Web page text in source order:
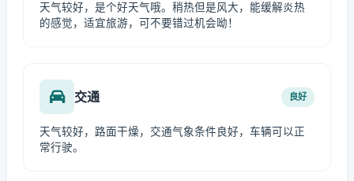
天气较好，是个好天气哦。稍热但是风大，能缓解炎热
的感觉，适宜旅游，可不要错过机会呦！
交通 良好
天气较好，路面干燥，交通气象条件良好，车辆可以正
常行驶。